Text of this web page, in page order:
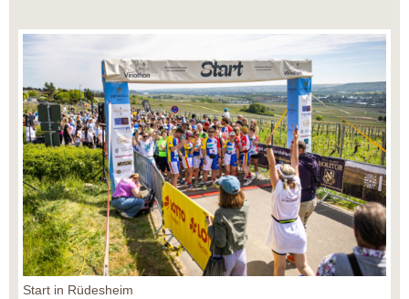
Start in Rüdesheim